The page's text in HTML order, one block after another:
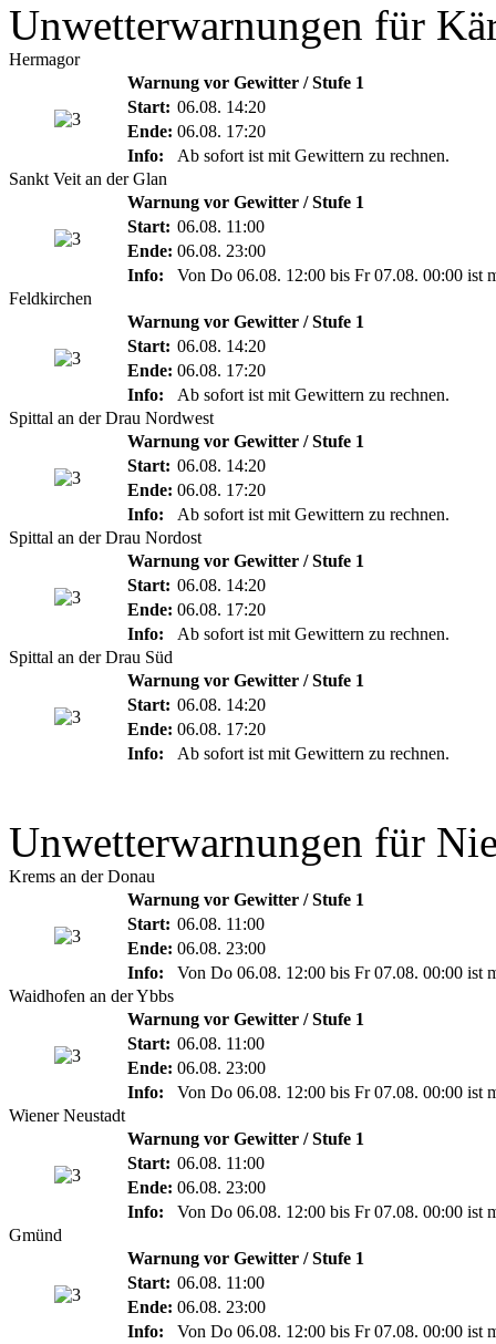
Unwetterwarnungen für
Hermagor
Warnung vor Gewitter / Stufe 1
Start: 06.08. 14:20
Ende: 06.08. 17:20
Info:
Ab sofort ist mit Gewittern zu rechnen.
Sankt Veit an der Glan
Warnung vor Gewitter / Stufe 1
Start: 06.08. 11:00
Ende: 06.08. 23:00
Info:
Von Do 06.08. 12:00 bis Fr 07.08. 00:00 ist
Feldkirchen
Warnung vor Gewitter / Stufe 1
Start: 06.08. 14:20
Ende: 06.08. 17:20
Info:
Ab sofort ist mit Gewittern zu rechnen.
Spittal an der Drau Nordwest
Warnung vor Gewitter / Stufe 1
Start: 06.08. 14:20
Ende: 06.08. 17:20
Info:
Ab sofort ist mit Gewittern zu rechnen.
Spittal an der Drau Nordost
Warnung vor Gewitter / Stufe 1
Start: 06.08. 14:20
Ende: 06.08. 17:20
Info:
Ab sofort ist mit Gewittern zu rechnen.
Spittal an der Drau Süd
Warnung vor Gewitter / Stufe 1
Start: 06.08. 14:20
Ende: 06.08. 17:20
Info:
Ab sofort ist mit Gewittern zu rechnen.
Unwetterwarnungen für
Krems an der Donau
Warnung vor Gewitter / Stufe 1
Start: 06.08. 11:00
Ende: 06.08. 23:00
Info:
Von Do 06.08. 12:00 bis Fr 07.08. 00:00 ist
Waidhofen an der Ybbs
Warnung vor Gewitter / Stufe 1
Start: 06.08. 11:00
Ende: 06.08. 23:00
Info:
Von Do 06.08. 12:00 bis Fr 07.08. 00:00 ist
Wiener Neustadt
Warnung vor Gewitter / Stufe 1
Start: 06.08. 11:00
Ende: 06.08. 23:00
Info:
Von Do 06.08. 12:00 bis Fr 07.08. 00:00 ist
Gmünd
Warnung vor Gewitter / Stufe 1
Start: 06.08. 11:00
Ende: 06.08. 23:00
Info:
Von Do 06.08. 12:00 bis Fr 07.08. 00:00 ist